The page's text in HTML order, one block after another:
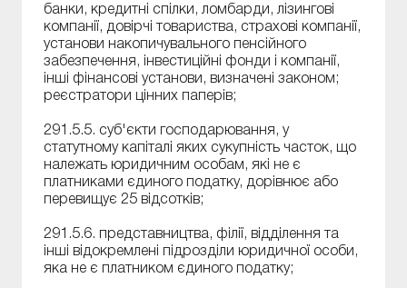
банки, кредитні спілки, ломбарди, лізингові
компанії, довірчі товариства, страхові компанії,
установи накопичувального пенсійного
забезпечення, інвестиційні фонди і компанії,
інші фінансові установи, визначені законом;
реєстратори цінних паперів;
291.5.5. суб'єкти господарювання, у
статутному капіталі яких сукупність часток, що
належать юридичним особам, які не є
платниками єдиного податку, дорівнює або
перевищує 25 відсотків;
291.5.6. представництва, філії, відділення та
інші відокремлені підрозділи юридичної особи,
яка не є платником єдиного податку;